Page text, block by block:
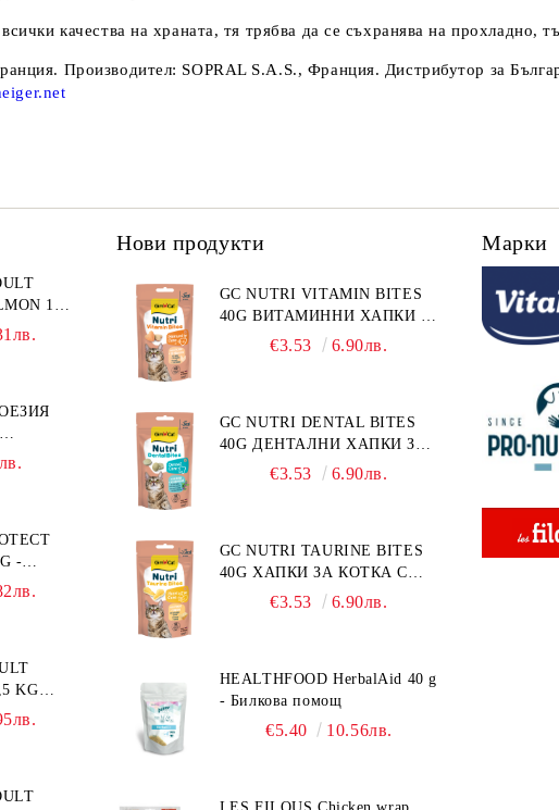
качества на храната, тя трябва да се съхранява на прохладно,
Производител: SOPRAL S.A.S., Франция. Дистрибутор за
12
БР.
-
KG
Нови продукти
GC NUTRI VITAMIN BITES
40G ВИТАМИННИ ХАПКИ 40
€3.53 6.90лв.
GC NUTRI DENTAL BITES
40G ДЕНТАЛНИ ХАПКИ ЗА
КОТКА 40 г
€3.53 6.90лв.
GC NUTRI TAURINE BITES
40G ХАПКИ ЗА КОТКА С
ТАУРИН 40 г
€3.53 6.90лв.
HEALTHFOOD HerbalAid 40 g
- Билкова помощ
€5.40 10.56лв.
Марки